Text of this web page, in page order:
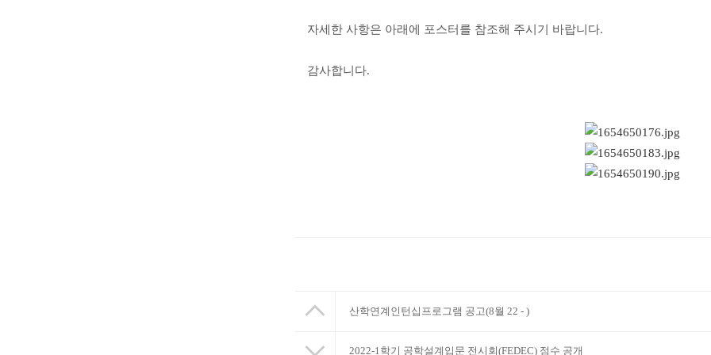
자세한 사항은 아래에 포스터를 참조해 주시기 바랍니다.
감사합니다.
산학연계인턴십프로그램 공고(8월 22 - )
2022-1학기 공학설계입문 전시회(FEDEC) 점수 공개